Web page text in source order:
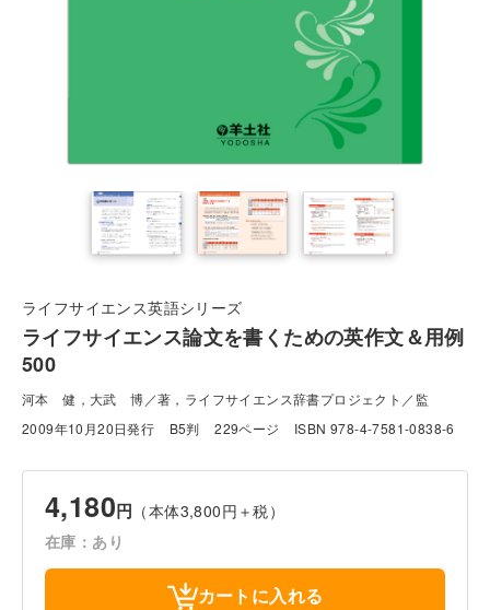
ライフサイエンス英語シリーズ
ライフサイエンス論文を書くための英作文＆用例
500
河本 健，大武 博／著，ライフサイエンス辞書プロジェクト／監
2009年10月20日発行
B5判 229ページ ISBN 978-4-7581-0838-6
4,180円 （本体3,800円＋税）
在庫：あり
カートに入れる